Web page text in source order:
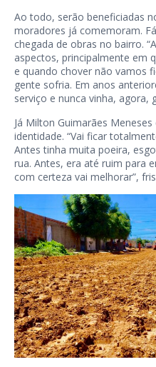
Ao todo, serão beneficiadas
moradores já comemoram.
chegada de obras no bairro.
aspectos, principalmente em
e quando chover não vamos
gente sofria. Em anos
serviço e nunca vinha, agora,
Já Milton Guimarães
identidade. “Vai ficar
Antes tinha muita poeira,
rua. Antes, era até ruim para
com certeza vai melhorar”,